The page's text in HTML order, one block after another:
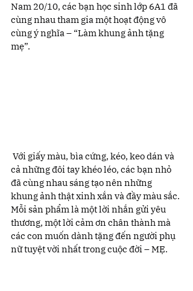
Nam 20/10, các bạn học sinh lớp 6A1 đã
cùng nhau tham gia một hoạt động vô
cùng ý nghĩa – “Làm khung ảnh tặng
mẹ”.
Với giấy màu, bìa cứng, kéo, keo dán và
cả những đôi tay khéo léo, các bạn nhỏ
đã cùng nhau sáng tạo nên những
khung ảnh thật xinh xắn và đầy màu sắc.
Mỗi sản phẩm là một lời nhắn gửi yêu
thương, một lời cảm ơn chân thành mà
các con muốn dành tặng đến người phụ
nữ tuyệt vời nhất trong cuộc đời – MẸ.